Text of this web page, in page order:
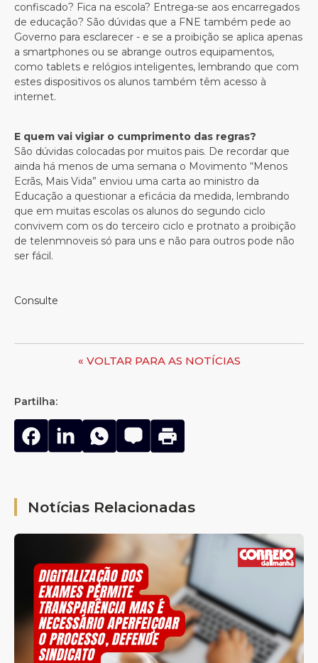
confiscado? Fica na escola? Entrega-se aos encarregados
de educação? São dúvidas que a FNE também pede ao
Governo para esclarecer - e se a proibição se aplica apenas
a smartphones ou se abrange outros equipamentos,
como tablets e relógios inteligentes, lembrando que com
estes dispositivos os alunos também têm acesso à
internet.
E quem vai vigiar o cumprimento das regras?
São dúvidas colocadas por muitos pais. De recordar que
ainda há menos de uma semana o Movimento “Menos
Ecrãs, Mais Vida” enviou uma carta ao ministro da
Educação a questionar a eficácia da medida, lembrando
que em muitas escolas os alunos do segundo ciclo
convivem com os do terceiro ciclo e protnato a proibição
de telenmnoveis só para uns e não para outros pode não
ser fácil.
Consulte
« VOLTAR PARA AS NOTÍCIAS
Partilha:
Notícias Relacionadas